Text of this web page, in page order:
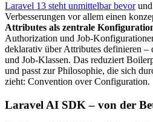
Laravel 13 steht unmittelbar bevorund
Verbesserungen vor allem einen
Attributes als zentrale
Authorization und Job-
deklarativ über Attributes definieren
und Job-Klassen. Das reduziert
und passt zur Philosophie, die sich
zieht: Convention over Configuration.
Laravel AI SDK – von der